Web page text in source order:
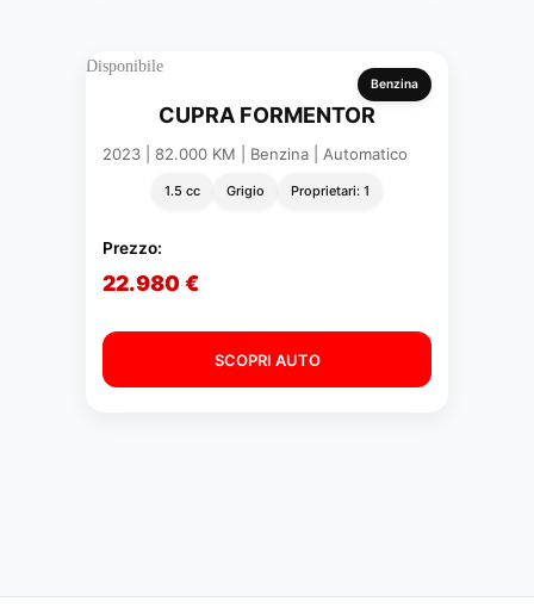
Benzina
Disponibile
CUPRA FORMENTOR
2023 | 82.000 KM | Benzina | Automatico
1.5 cc Grigio Proprietari: 1
Prezzo:
22.980 €
SCOPRI AUTO